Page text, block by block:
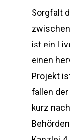
Sorgfalt
ist ein
einen
Projekt
fallen
kurz